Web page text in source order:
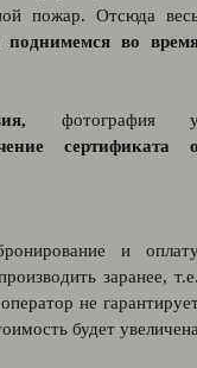
пожар. Отсюда
во
фотография
сертификата
и
заранее,
не
будет